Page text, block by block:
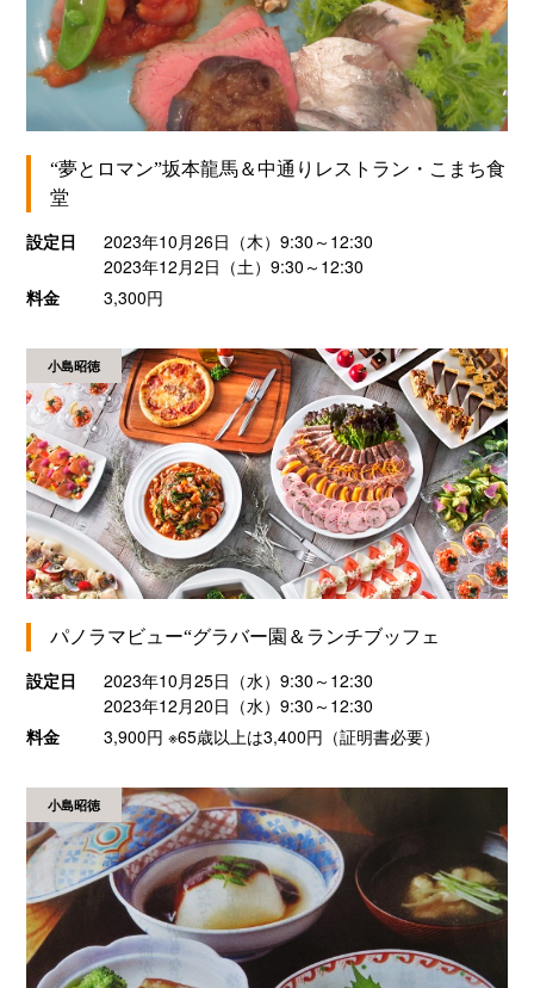
“夢とロマン”坂本龍馬＆中通りレストラン・こまち食
堂
設定日
2023年10月26日（木）9:30～12:30
2023年12月2日（土）9:30～12:30
料金
3,300円
小島昭徳
パノラマビュー“グラバー園＆ランチブッフェ
設定日
2023年10月25日（水）9:30～12:30
2023年12月20日（水）9:30～12:30
料金
3,900円 ※65歳以上は3,400円（証明書必要）
小島昭徳